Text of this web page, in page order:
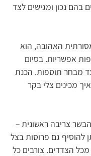
נכון ומגישים לצד
האהובה, הוא
אפשריות. בסיום
מבחר תוספות. הכנת
מכינים צלי בקר
צריבה ראשונית –
שמן (ניתן להוסיף גם פרוסות בצל
הצדדים. צורבים כל